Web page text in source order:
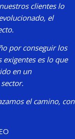
clientes lo
el
por conseguir los
exigentes es lo que
en un
el camino, con